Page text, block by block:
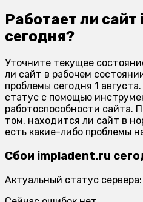
Работает ли
сегодня?
Уточните текущее
ли сайт в рабочем
проблемы сегодня 1
статус с помощью
работоспособности сайта.
том, находится ли сайт в
есть какие-либо проблемы
Сбои impladent.ru
Актуальный статус